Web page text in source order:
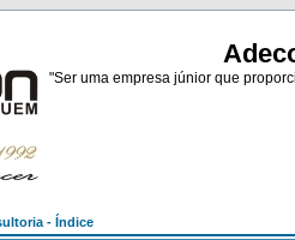
"Ser uma empresa júnior que
- Índice